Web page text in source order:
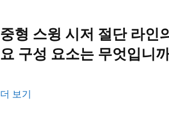
중형 스윙 시저 절단 라인
요 구성 요소는 무엇입니
더 보기